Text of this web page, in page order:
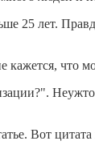
25 лет.
кажется, что
Неужто
Вот цитата